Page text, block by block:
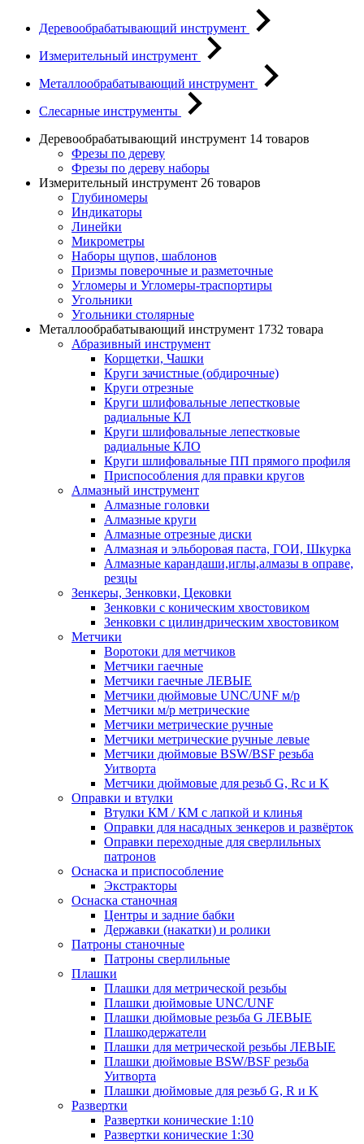
Деревообрабатывающий инструмент
Измерительный инструмент
Металлообрабатывающий инструмент
Слесарные инструменты
Деревообрабатывающий инструмент 14 товаров
Фрезы по дереву
Фрезы по дереву наборы
Измерительный инструмент 26 товаров
Глубиномеры
Индикаторы
Линейки
Микрометры
Наборы щупов, шаблонов
Призмы поверочные и разметочные
Угломеры и Угломеры-траспортиры
Угольники
Угольники столярные
Металлообрабатывающий инструмент 1732 товара
Абразивный инструмент
Корщетки, Чашки
Круги зачистные (обдирочные)
Круги отрезные
Круги шлифовальные лепестковые
радиальные КЛ
Круги шлифовальные лепестковые
радиальные КЛО
Круги шлифовальные ПП прямого профиля
Приспособления для правки кругов
Алмазный инструмент
Алмазные головки
Алмазные круги
Алмазные отрезные диски
Алмазная и эльборовая паста, ГОИ, Шкурка
Алмазные карандаши,иглы,алмазы в оправе,
резцы
Зенкеры, Зенковки, Цековки
Зенковки с коническим хвостовиком
Зенковки с цилиндрическим хвостовиком
Метчики
Воротоки для метчиков
Метчики гаечные
Метчики гаечные ЛЕВЫЕ
Метчики дюймовые UNC/UNF м/р
Метчики м/р метрические
Метчики метрические ручные
Метчики метрические ручные левые
Метчики дюймовые BSW/BSF резьба
Уитворта
Метчики дюймовые для резьб G, Rc и K
Оправки и втулки
Втулки КМ / КМ с лапкой и клинья
Оправки для насадных зенкеров и развёрток
Оправки переходные для сверлильных
патронов
Оснаска и приспособление
Экстракторы
Оснаска станочная
Центры и задние бабки
Державки (накатки) и ролики
Патроны станочные
Патроны сверлильные
Плашки
Плашки для метрической резьбы
Плашки дюймовые UNC/UNF
Плашки дюймовые резьба G ЛЕВЫЕ
Плашкодержатели
Плашки для метрической резьбы ЛЕВЫЕ
Плашки дюймовые BSW/BSF резьба
Уитворта
Плашки дюймовые для резьб G, R и K
Развертки
Развертки конические 1:10
Развертки конические 1:30